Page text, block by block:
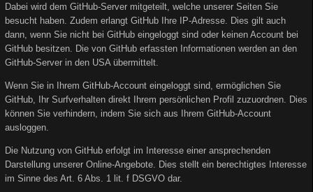
Dabei wird dem GitHub-Server mitgeteilt, welche unserer Seiten Sie
besucht haben. Zudem erlangt GitHub Ihre IP-Adresse. Dies gilt auch
dann, wenn Sie nicht bei GitHub eingeloggt sind oder keinen Account bei
GitHub besitzen. Die von GitHub erfassten Informationen werden an den
GitHub-Server in den USA übermittelt.
Wenn Sie in Ihrem GitHub-Account eingeloggt sind, ermöglichen Sie
GitHub, Ihr Surfverhalten direkt Ihrem persönlichen Profil zuzuordnen. Dies
können Sie verhindern, indem Sie sich aus Ihrem GitHub-Account
ausloggen.
Die Nutzung von GitHub erfolgt im Interesse einer ansprechenden
Darstellung unserer Online-Angebote. Dies stellt ein berechtigtes Interesse
im Sinne des Art. 6 Abs. 1 lit. f DSGVO dar.